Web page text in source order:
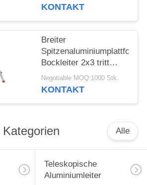
KONTAKT
Breiter
Spitzenaluminiumplattform-
Bockleiter 2x3 tritt
stabile Leistung
Negotiable MOQ:1000 Stk.
KONTAKT
Alle
Teleskopische
Aluminiumleiter